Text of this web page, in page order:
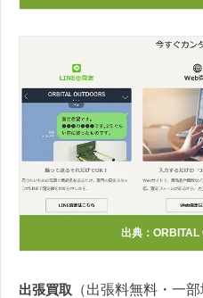
出典： ORBITAL
出張買取 （出張料無料・一